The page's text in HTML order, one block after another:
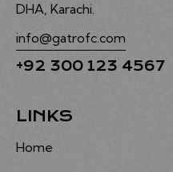
DHA, Karachi.
info@gatrofc.com
+92 300 123 4567
LINKS
Home